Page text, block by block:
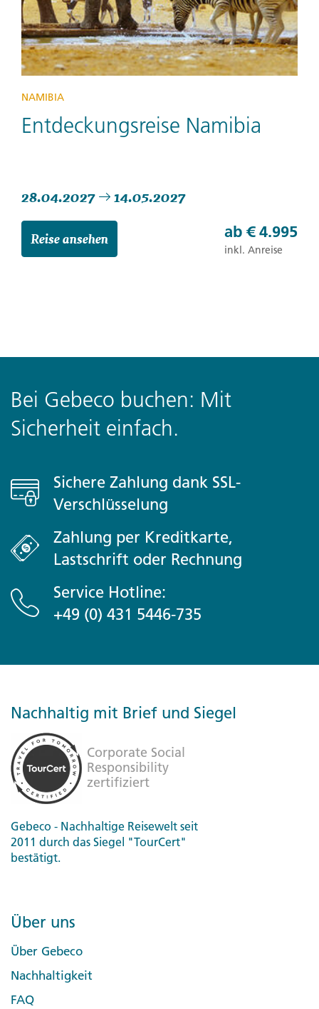
NAMIBIA
Entdeckungsreise Namibia
28.04.2027 14.05.2027
Reise ansehen ab € 4.995
inkl. Anreise
Bei Gebeco buchen: Mit
Sicherheit einfach.
Sichere Zahlung dank SSL-
Verschlüsselung
Zahlung per Kreditkarte,
Lastschrift oder Rechnung
Service Hotline:
+49 (0) 431 5446-735
Nachhaltig mit Brief und Siegel
Gebeco - Nachhaltige Reisewelt seit
2011 durch das Siegel "TourCert"
bestätigt.
Über uns
Über Gebeco
Nachhaltigkeit
FAQ